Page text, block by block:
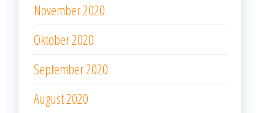
November 2020
Oktober 2020
September 2020
August 2020